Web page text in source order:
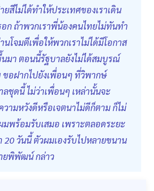
ยสีไม่ได้ทำให้ประเทศของเราเดิน
ก ถ้าพวกเราพี่น้องคนไทยไม่ทันทำ
นโจมตีเพื่อให้พวกเราไม่ได้มีโอกาส
นมา ตอนนี้รัฐบาลยังไม่ได้สมบูรณ์
อฝากไปยังเพื่อนๆ ที่วิพากษ์
ชุดนี้ ไม่ว่าเพื่อนๆ เหล่านั้นจะ
ามหวังดีหรือเจตนาไม่ดีก็ตาม ก็ไม่
มพร้อมรับเสมอ เพราะตลอดระยะ
20 วันนี้ ตัวผมเองรับไปหลายขนาน
ยพิพัฒน์ กล่าว